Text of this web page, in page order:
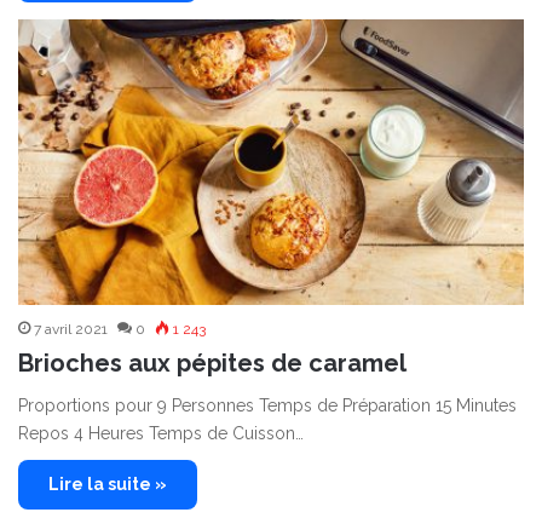
7 avril 2021 0 1 243
Brioches aux pépites de caramel
Proportions pour 9 Personnes Temps de Préparation 15 Minutes
Repos 4 Heures Temps de Cuisson…
Lire la suite »